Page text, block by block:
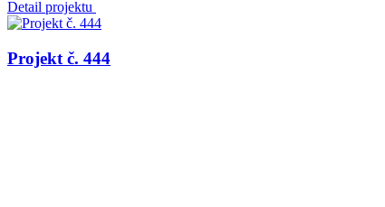
Detail projektu
Projekt č. 444